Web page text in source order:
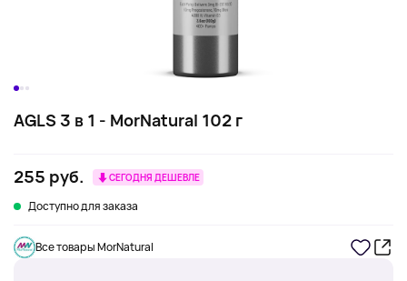
AGLS 3 в 1 - MorNatural 102 г
255 руб. СЕГОДНЯ ДЕШЕВЛЕ
Доступно для заказа
Все товары MorNatural